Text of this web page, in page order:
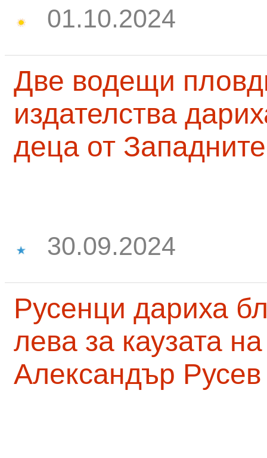
01.10.2024
Две водещи
издателства
деца от
30.09.2024
Русенци дариха
лева за каузата
Александър Русев